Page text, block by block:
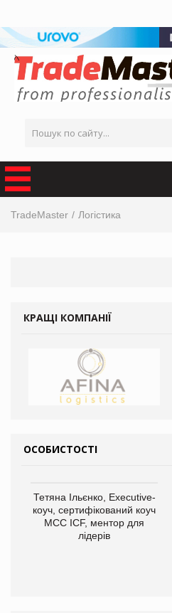
TradeMaster Логістика
КРАЩІ КОМПАНІЇ
ОСОБИСТОСТІ
Тетяна Ільєнко, Executive-
коуч, сертифікований коуч
МСС ICF, ментор для
лідерів